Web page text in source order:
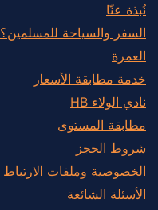
نُبذة عنّا
السفر والسياحة للمسلمين؟
العمرة
خدمة مطابقة الأسعار
نادي الولاء HB
مطابقة المستوى
شروط الحجز
الخصوصية وملفات الارتباط
الأسئلة الشائعة